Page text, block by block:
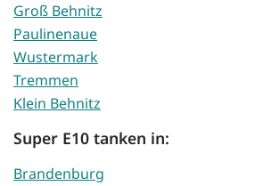
Groß Behnitz
Paulinenaue
Wustermark
Tremmen
Klein Behnitz
Super E10 tanken in:
Brandenburg